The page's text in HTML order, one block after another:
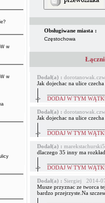
w
w
Obsługiwane miasta :
Częstochowa
Dodał(a) :
Jak dojechac na ulice czecha
->
DODAJ W TYM
Dodał(a) :
Jak dojechac na ulice czecha
->
DODAJ W TYM
Dodał(a) :
dlaczego 35 inny ma
->
DODAJ W TYM
Dodał(a) : Siergiej 2014-
Musze przyznac ze tworca
bardzo przejrzyste.Na